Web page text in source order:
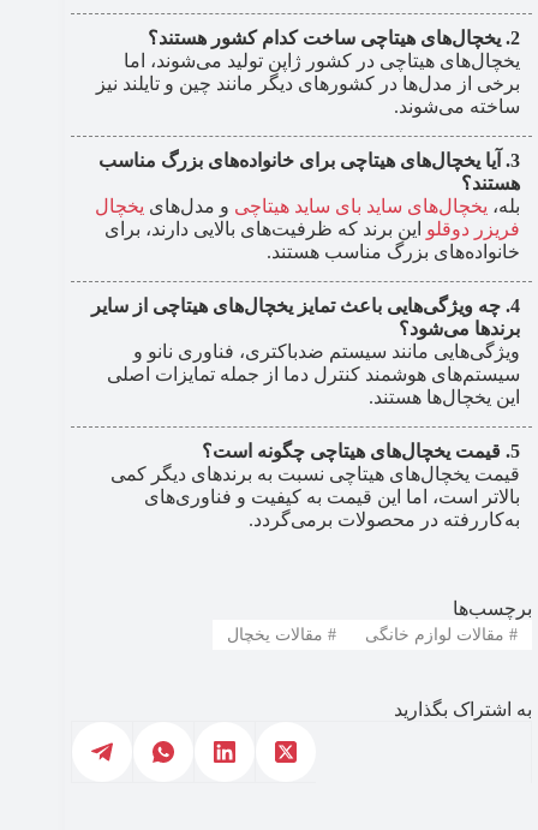
یخچال‌های هیتاچی ساخت کدام کشور هستند؟
یخچال‌های هیتاچی در کشور ژاپن تولید می‌شوند، اما
برخی از مدل‌ها در کشورهای دیگر مانند چین و تایلند نیز
ساخته می‌شوند.
آیا یخچال‌های هیتاچی برای خانواده‌های بزرگ مناسب
هستند؟
بله، یخچال‌های ساید بای ساید هیتاچی و مدل‌های یخچال
فریزر دوقلو این برند که ظرفیت‌های بالایی دارند، برای
خانواده‌های بزرگ مناسب هستند.
چه ویژگی‌هایی باعث تمایز یخچال‌های هیتاچی از سایر
برندها می‌شود؟
ویژگی‌هایی مانند سیستم ضدباکتری، فناوری نانو و
سیستم‌های هوشمند کنترل دما از جمله تمایزات اصلی
این یخچال‌ها هستند.
قیمت یخچال‌های هیتاچی چگونه است؟
قیمت یخچال‌های هیتاچی نسبت به برندهای دیگر کمی
بالاتر است، اما این قیمت به کیفیت و فناوری‌های
به‌کاررفته در محصولات برمی‌گردد.
برچسب‌ها
#مقالات لوازم خانگی #مقالات یخچال
به اشتراک بگذارید